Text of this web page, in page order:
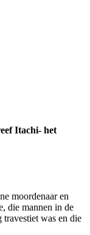
Itachi- het
moordenaar en
die mannen in de
travestiet was en die